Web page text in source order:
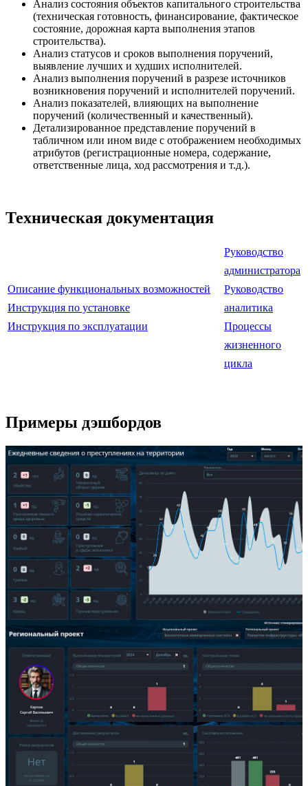
Анализ состояния объектов капитального строительства
(техническая готовность, финансирование, фактическое
состояние, дорожная карта выполнения этапов
строительства).
Анализ статусов и сроков выполнения поручений,
выявление лучших и худших исполнителей.
Анализ выполнения поручений в разрезе источников
возникновения поручений и исполнителей поручений.
Анализ показателей, влияющих на выполнение
поручений (количественный и качественный).
Детализированное представление поручений в
табличном или ином виде с отображением необходимых
атрибутов (регистрационные номера, содержание,
ответственные лица, ход рассмотрения и т.д.).
Техническая документация
Описание функциональных возможностей
Инструкция по установке
Инструкция по эксплуатации
Руководство
администратора
Руководство
аналитика
Процессы
жизненного
цикла
Примеры дэшбордов